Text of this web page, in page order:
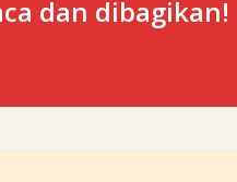
dan dibagikan!